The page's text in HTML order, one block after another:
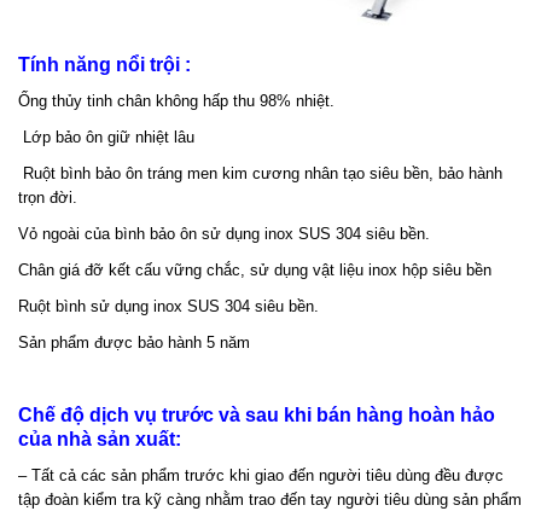
Tính năng nổi trội :
Ống thủy tinh chân không hấp thu 98% nhiệt.
Lớp bảo ôn giữ nhiệt lâu
Ruột bình bảo ôn tráng men kim cương nhân tạo siêu bền, bảo hành
trọn đời.
Vỏ ngoài của bình bảo ôn sử dụng inox SUS 304 siêu bền.
Chân giá đỡ kết cấu vững chắc, sử dụng vật liệu inox hộp siêu bền
Ruột bình sử dụng inox SUS 304 siêu bền.
Sản phẩm được bảo hành 5 năm
Chế độ dịch vụ trước và sau khi bán hàng hoàn hảo
của nhà sản xuất:
– Tất cả các sản phẩm trước khi giao đến người tiêu dùng đều được
tập đoàn kiểm tra kỹ càng nhằm trao đến tay người tiêu dùng sản phẩm